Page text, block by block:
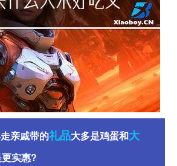
亲戚带的礼品大多是鸡蛋和大
更实惠?